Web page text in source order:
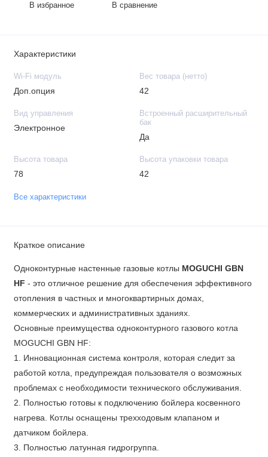
В избранное В сравнение
Характеристики
Wi-Fi модуль
Доп.опция
Вес товара (нетто)
42
Вид управления
Электронное
Встроенный расширительный
бак
Да
Высота товара
78
Высота упаковки товара
42
Все характеристики
Краткое описание
Одноконтурные настенные газовые котлы MOGUCHI GBN
HF - это отличное решение для обеспечения эффективного
отопления в частных и многоквартирных домах,
коммерческих и административных зданиях.
Основные преимущества одноконтурного газового котла
MOGUCHI GBN HF:
1. Инновационная система контроля, которая следит за
работой котла, предупреждая пользователя о возможных
проблемах с необходимости технического обслуживания.
2. Полностью готовы к подключению бойлера косвенного
нагрева. Котлы оснащены трехходовым клапаном и
датчиком бойлера.
3. Полностью латунная гидрогруппа.